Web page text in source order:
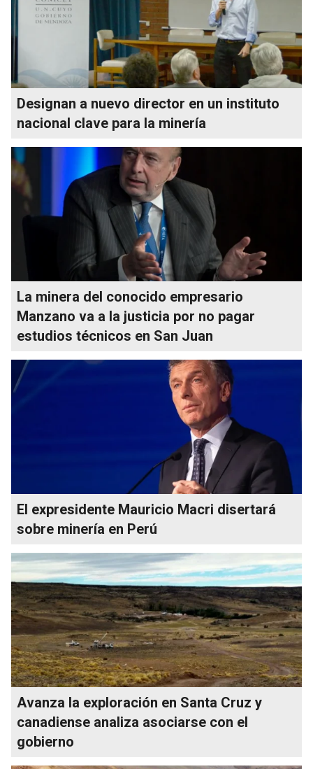
Designan a nuevo director en un instituto
nacional clave para la minería
La minera del conocido empresario
Manzano va a la justicia por no pagar
estudios técnicos en San Juan
El expresidente Mauricio Macri disertará
sobre minería en Perú
Avanza la exploración en Santa Cruz y
canadiense analiza asociarse con el
gobierno